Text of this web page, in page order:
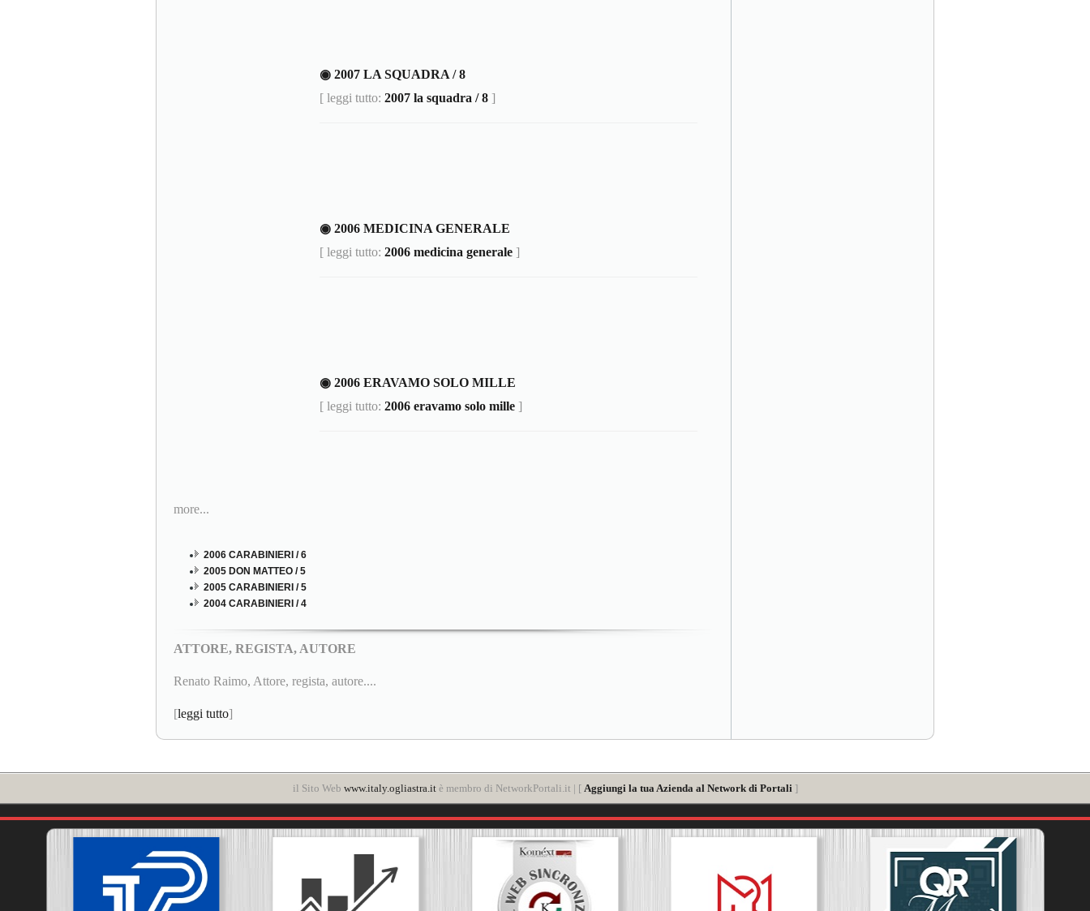
◉ 2007 LA SQUADRA / 8
[ leggi tutto: 2007 la squadra / 8 ]
◉ 2006 MEDICINA GENERALE
[ leggi tutto: 2006 medicina generale ]
◉ 2006 ERAVAMO SOLO MILLE
[ leggi tutto: 2006 eravamo solo mille ]
more...
2006 CARABINIERI / 6
2005 DON MATTEO / 5
2005 CARABINIERI / 5
2004 CARABINIERI / 4
ATTORE, REGISTA, AUTORE
Renato Raimo, Attore, regista, autore....
[leggi tutto]
il Sito Web www.italy.ogliastra.itè membro di NetworkPortali.it | [ Aggiungi la tua Azienda al Network di Portali ]